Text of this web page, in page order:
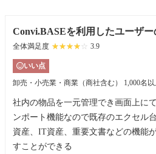
Convi.BASEを利用したユーザー
全体満足度 ☆☆☆☆☆
★★★★★ 3.9
いい点
卸売・小売業・商業（商社含む）
1,000名
社内の物品を一元管理でき画面上に
ンポート機能なので既存のエクセル
資産、IT資産、重要文書などの機能
すことができる